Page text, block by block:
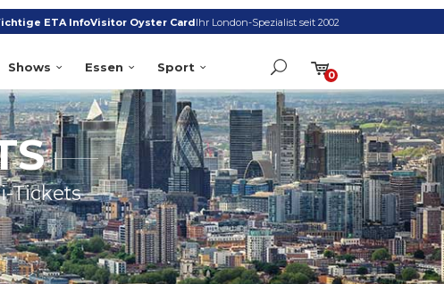
ETA InfoVisitor Oyster CardIhr London-Spezialist seit 2002
Shows Essen Sport
0
Tickets